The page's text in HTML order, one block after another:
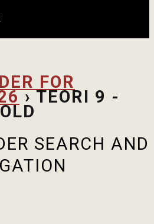
FOR
› TEORI 9 -
SEARCH AND